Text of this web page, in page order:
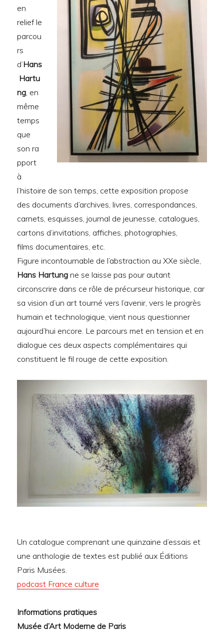
en
relief le
parcou
rs
d’Hans
Hartu
ng, en
même
temps
que
son ra
pport
à
l’histoire de son temps, cette exposition propose
des documents d’archives, livres, correspondances,
carnets, esquisses, journal de jeunesse, catalogues,
cartons d’invitations, affiches, photographies,
films documentaires, etc.
Figure incontournable de l’abstraction au XXe siècle,
Hans Hartung ne se laisse pas pour autant
circonscrire dans ce rôle de précurseur historique, car
sa vision d’un art tourné vers l’avenir, vers le progrès
humain et technologique, vient nous questionner
aujourd’hui encore. Le parcours met en tension et en
dialogue ces deux aspects complémentaires qui
constituent le fil rouge de cette exposition.
Un catalogue comprenant une quinzaine d’essais et
une anthologie de textes est publié aux Éditions
Paris Musées.
podcast France culture
Informations pratiques
Musée d’Art Moderne de Paris